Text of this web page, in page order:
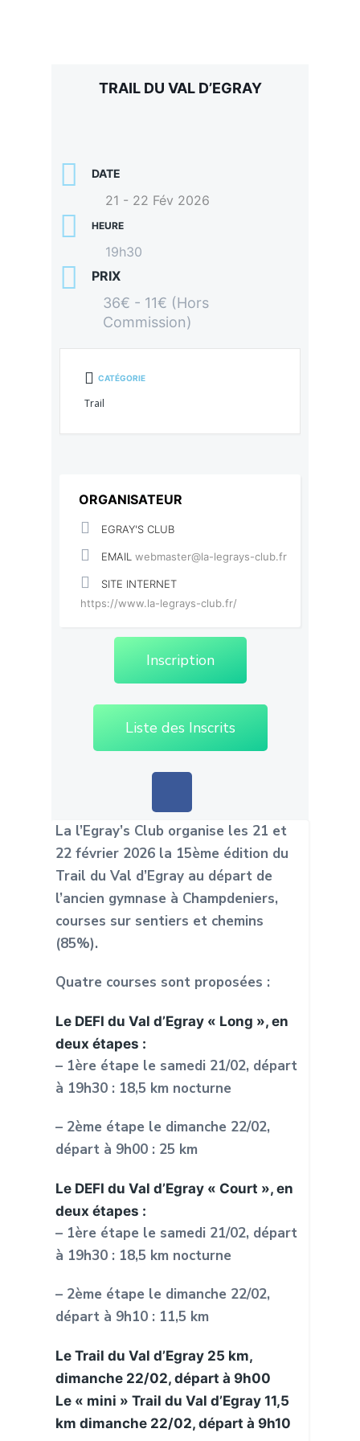
TRAIL DU VAL D’EGRAY
DATE
21 - 22 Fév 2026
HEURE
19h30
PRIX
36€ - 11€ (Hors
Commission)
CATÉGORIE
Trail
ORGANISATEUR
EGRAY'S CLUB
EMAIL webmaster@la-legrays-club.fr
SITE INTERNET
https://www.la-legrays-club.fr/
Inscription
Liste des Inscrits
La l’Egray’s Club organise les 21 et
22 février 2026 la 15ème édition du
Trail du Val d’Egray au départ de
l’ancien gymnase à Champdeniers,
courses sur sentiers et chemins
(85%).
Quatre courses sont proposées :
Le DEFI du Val d’Egray « Long », en
deux étapes :
– 1ère étape le samedi 21/02, départ
à 19h30 : 18,5 km nocturne
– 2ème étape le dimanche 22/02,
départ à 9h00 : 25 km
Le DEFI du Val d’Egray « Court », en
deux étapes :
– 1ère étape le samedi 21/02, départ
à 19h30 : 18,5 km nocturne
– 2ème étape le dimanche 22/02,
départ à 9h10 : 11,5 km
Le Trail du Val d’Egray 25 km,
dimanche 22/02, départ à 9h00
Le « mini » Trail du Val d’Egray 11,5
km dimanche 22/02, départ à 9h10